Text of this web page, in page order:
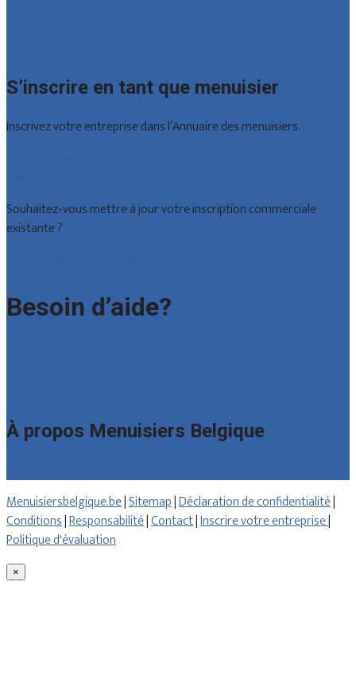
S’inscrire en tant que menuisier
Inscrivez votre entreprise dans l’Annuaire des menuisiers.
Souhaitez-vous mettre à jour votre inscription commerciale
existante ?
Besoin d’aide?
À propos Menuisiers Belgique
Menuisiersbelgique.be|Sitemap|Déclaration de confidentialité|
Conditions|Responsabilité|Contact|Inscrire votre entreprise|
Politique d'évaluation
×